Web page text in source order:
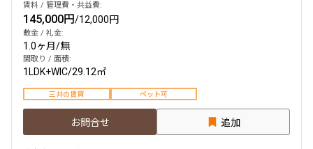
賃料 / 管理費・共益費:
145,000円/12,000円
敷金 / 礼金:
1.0ヶ月/無
間取り / 面積:
1LDK+WIC/29.12㎡
三井の賃貸 ペット可
お問合せ 追加